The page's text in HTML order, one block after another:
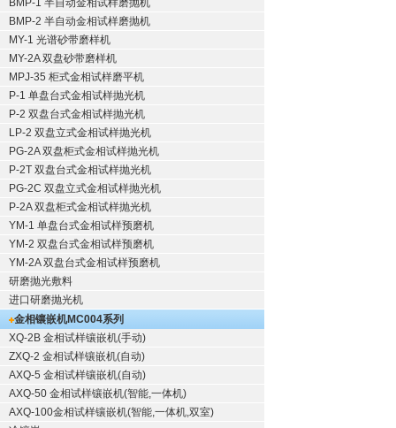
BMP-1 半自动金相试样磨抛机
BMP-2 半自动金相试样磨抛机
MY-1 光谱砂带磨样机
MY-2A 双盘砂带磨样机
MPJ-35 柜式金相试样磨平机
P-1 单盘台式金相试样抛光机
P-2 双盘台式金相试样抛光机
LP-2 双盘立式金相试样抛光机
PG-2A 双盘柜式金相试样抛光机
P-2T 双盘台式金相试样抛光机
PG-2C 双盘立式金相试样抛光机
P-2A 双盘柜式金相试样抛光机
YM-1 单盘台式金相试样预磨机
YM-2 双盘台式金相试样预磨机
YM-2A 双盘台式金相试样预磨机
研磨抛光敷料
进口研磨抛光机
金相镶嵌机MC004系列
XQ-2B 金相试样镶嵌机(手动)
ZXQ-2 金相试样镶嵌机(自动)
AXQ-5 金相试样镶嵌机(自动)
AXQ-50 金相试样镶嵌机(智能,一体机)
AXQ-100金相试样镶嵌机(智能,一体机,双室)